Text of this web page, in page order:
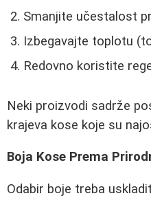
Smanjite učestalost
Izbegavajte toplotu
Redovno koristite
Neki proizvodi sadrže
krajeva kose koje su
Boja Kose Prema
Odabir boje treba